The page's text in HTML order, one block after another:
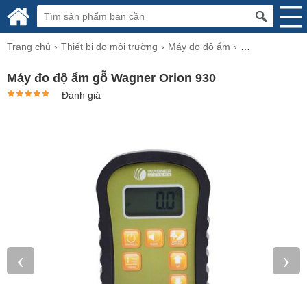
Trang chủ Thiết bị đo môi trường Máy đo độ ẩm
Máy đo độ ẩm gỗ Wagner Orion 930
Đánh giá
‹ ›